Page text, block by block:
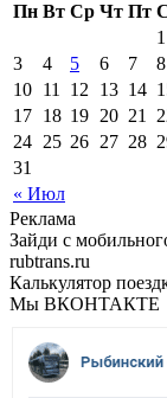
Пн Вт Ср Чт Пт
« Июл
1
3
4 5 6 7 8
10 11 12 13 14
17 18 19 20 21
24 25 26 27 28
31
Реклама
Зайди с
rubtrans.ru
Калькулятор
Мы ВКОНТАКТЕ